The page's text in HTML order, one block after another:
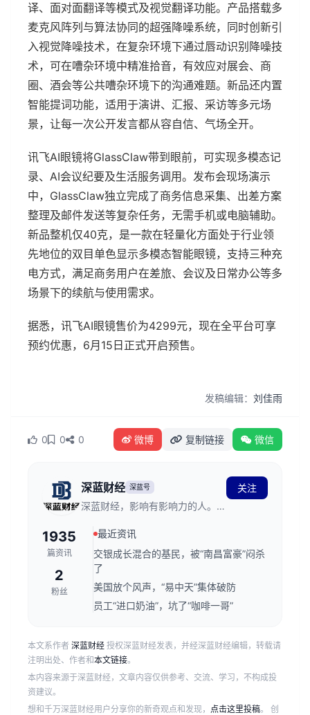
译、面对面翻译等模式及视觉翻译功能。产品搭载多
麦克风阵列与算法协同的超强降噪系统，同时创新引
入视觉降噪技术，在复杂环境下通过唇动识别降噪技
术，可在嘈杂环境中精准拾音，有效应对展会、商
圈、酒会等公共嘈杂环境下的沟通难题。新品还内置
智能提词功能，适用于演讲、汇报、采访等多元场
景，让每一次公开发言都从容自信、气场全开。
讯飞AI眼镜将GlassClaw带到眼前，可实现多模态记
录、AI会议纪要及生活服务调用。发布会现场演示
中，GlassClaw独立完成了商务信息采集、出差方案
整理及邮件发送等复杂任务，无需手机或电脑辅助。
新品整机仅40克，是一款在轻量化方面处于行业领
先地位的双目单色显示多模态智能眼镜，支持三种充
电方式，满足商务用户在差旅、会议及日常办公等多
场景下的续航与使用需求。
据悉，讯飞AI眼镜售价为4299元，现在全平台可享
预约优惠，6月15日正式开启预售。
发稿编辑： 刘佳雨
0 0 0 微博 复制链接 微信
深蓝财经 深蓝号
深蓝财经，影响有影响力的人。创
者社区，关注资本市场、公司价
值、财经传媒行业，是国内领先的
财经新媒体。
关注
1935
篇资讯
2
粉丝
最近资讯
交银成长混合的基民，被“南昌富豪”闷杀
了
美国放个风声，“易中天”集体破防
员工“进口奶油”，坑了“咖啡一哥”
本文系作者 深蓝财经 授权深蓝财经发表，并经深蓝财经编辑，转载请
注明出处、作者和本文链接。
本内容来源于深蓝财经，文章内容仅供参考、交流、学习，不构成投
资建议。
想和千万深蓝财经用户分享你的新奇观点和发现， 点击这里投稿。 创